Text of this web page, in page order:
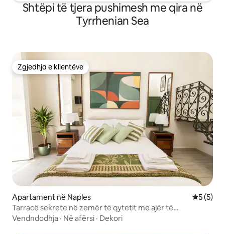
Shtëpi të tjera pushimesh me qira në
Tyrrhenian Sea
Zgjedhja e klientëve
Zgjedhja e klientëve
Apartament në Naples
5 (5)
Tarracë sekrete në zemër të qytetit me ajër të
kondicionuar dhe ashensor
Vendndodhja · Në afërsi · Dekori